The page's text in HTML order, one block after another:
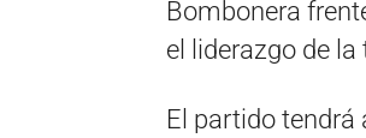
Bombonera
el liderazgo de
El partido